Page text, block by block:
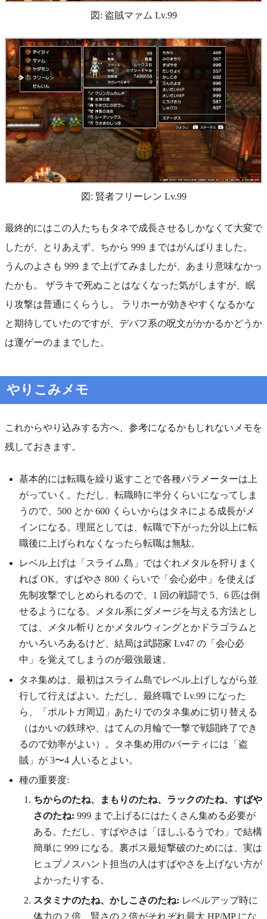
図: 盗賊マァム Lv.99
図: 賢者フリーレン Lv.99
最終的にはこの人たちもタネで成長させるしかなくて大変で
したが、とりあえず、ちから 999 まではがんばりました。
うんのよさも 999 まで上げてみましたが、あまり意味なかっ
たかも。 ザラキで死ぬことはなくなった気がしますが、眠
り攻撃は普通にくらうし。 ラリホーが効きやすくなるかな
と期待していたのですが、デバフ系の呪文がかかるかどうか
は運ゲーのままでした。
やりこみメモ
これからやり込みする方へ、参考になるかもしれないメモを
残しておきます。
基本的には転職を繰り返すことで各種パラメーターは上
がっていく。ただし、転職時に半分くらいになってしま
うので、500 とか 600 くらいからはタネによる成長がメ
インになる。理屈としては、転職で下がった分以上に転
職後に上げられなくなったら転職は無駄。
レベル上げは「スライム島」ではぐれメタルを狩りまく
れば OK。すばやさ 800 くらいで「会心必中」を使えば
先制攻撃でしとめられるので、1 回の戦闘で 5、6 匹は倒
せるようになる。メタル系にダメージを与える方法とし
ては、メタル斬りとかメタルウィングとかドラゴラムと
かいろいろあるけど、結局は武闘家 Lv47 の「会心必
中」を覚えてしまうのが最強最速。
タネ集めは、最初はスライム島でレベル上げしながら並
行して行えばよい。ただし、最終職で Lv.99 になった
ら、「ポルトガ周辺」あたりでのタネ集めに切り替える
（はかいの鉄球や、はてんの月輪で一撃で戦闘終了でき
るので効率がよい）。タネ集め用のパーティには「盗
賊」が 3〜4 人いるとよい。
種の重要度:
ちからのたね、まもりのたね、ラックのたね、すばや
さのたね: 999 まで上げるにはたくさん集める必要が
ある。ただし、すばやさは「ほしふるうでわ」で結構
簡単に 999 になる。裏ボス最短撃破のためには、実は
ヒュプノスハント担当の人はすばやさを上げない方が
よかったりする。
スタミナのたね、かしこさのたね: レベルアップ時に
体力の 2 倍、賢さの 2 倍がそれぞれ最大 HP/MP にな